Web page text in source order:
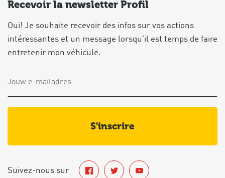
Recevoir la newsletter Profil
Oui! Je souhaite recevoir des infos sur vos actions
intéressantes et un message lorsqu’il est temps de faire
entretenir mon véhicule.
s'inscrire
Suivez-nous sur